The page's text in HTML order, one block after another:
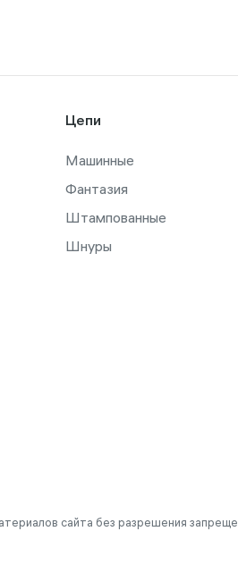
Цепи
Машинные
Фантазия
Штампованные
Шнуры
сайта без разрешения